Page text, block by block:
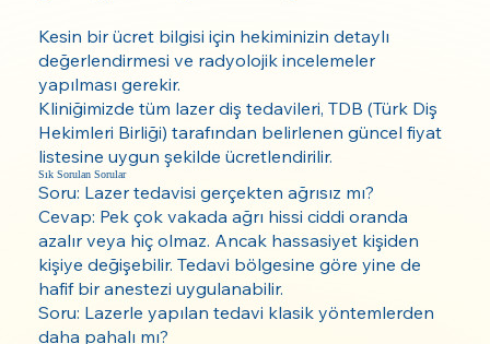
Kesin bir ücret bilgisi için hekiminizin detaylı
değerlendirmesi ve radyolojik incelemeler
yapılması gerekir.
Kliniğimizde tüm lazer diş tedavileri, TDB (Türk Diş
Hekimleri Birliği) tarafından belirlenen güncel fiyat
listesine uygun şekilde ücretlendirilir.
Sık Sorulan Sorular
Soru: Lazer tedavisi gerçekten ağrısız mı?
Cevap: Pek çok vakada ağrı hissi ciddi oranda
azalır veya hiç olmaz. Ancak hassasiyet kişiden
kişiye değişebilir. Tedavi bölgesine göre yine de
hafif bir anestezi uygulanabilir.
Soru: Lazerle yapılan tedavi klasik yöntemlerden
daha pahalı mı?